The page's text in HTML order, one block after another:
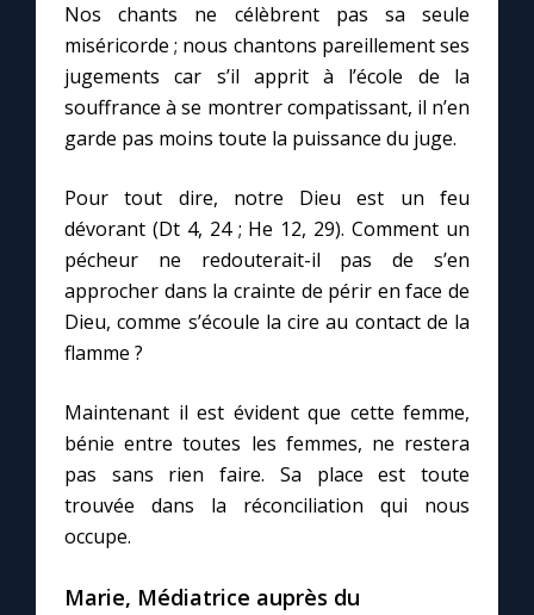
Nos chants ne célèbrent pas sa seule
miséricorde ; nous chantons pareillement ses
jugements car s’il apprit à l’école de la
souffrance à se montrer compatissant, il n’en
garde pas moins toute la puissance du juge.
Pour tout dire, notre Dieu est un feu
dévorant (Dt 4, 24 ; He 12, 29). Comment un
pécheur ne redouterait-il pas de s’en
approcher dans la crainte de périr en face de
Dieu, comme s’écoule la cire au contact de la
flamme ?
Maintenant il est évident que cette femme,
bénie entre toutes les femmes, ne restera
pas sans rien faire. Sa place est toute
trouvée dans la réconciliation qui nous
occupe.
Marie, Médiatrice auprès du